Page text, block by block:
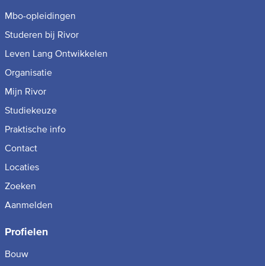
Mbo-opleidingen
Studeren bij Rivor
Leven Lang Ontwikkelen
Organisatie
Mijn Rivor
Studiekeuze
Praktische info
Contact
Locaties
Zoeken
Aanmelden
Profielen
Bouw